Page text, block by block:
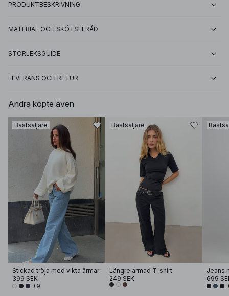
PRODUKTBESKRIVNING
MATERIAL OCH SKÖTSELRÅD
STORLEKSGUIDE
LEVERANS OCH RETUR
Andra köpte även
Bästsäljare
Stickad tröja med vikta ärmar
399 SEK
+9
Bästsäljare
Längre ärmad T-shirt
249 SEK
Jeans
699